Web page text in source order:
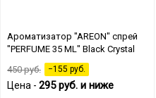
Ароматизатор "AREON" спрей
"PERFUME 35 ML" Black Crystal
450руб. −155 руб.
Цена - 295руб. и ниже